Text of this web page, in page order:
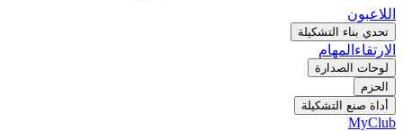
اللاعبون
تحدي بناء التشكيلة
الارتقاء المهام
لوحات الصدارة
الحزم
أداة صنع التشكيلة
MyClub